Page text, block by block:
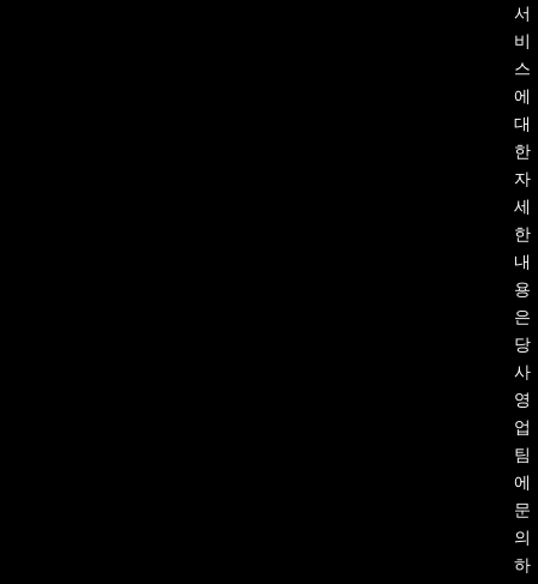
서
비
스
에
대
한
자
세
한
내
용
은
당
사
영
업
팀
에
문
의
하